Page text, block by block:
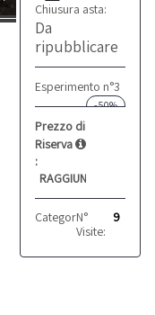
Chiusura asta:
Da
ripubblicare
Esperimento n°3
-50%
Prezzo di
Riserva
:
RAGGIUNTO
Categoria:
N°
Visite:
9